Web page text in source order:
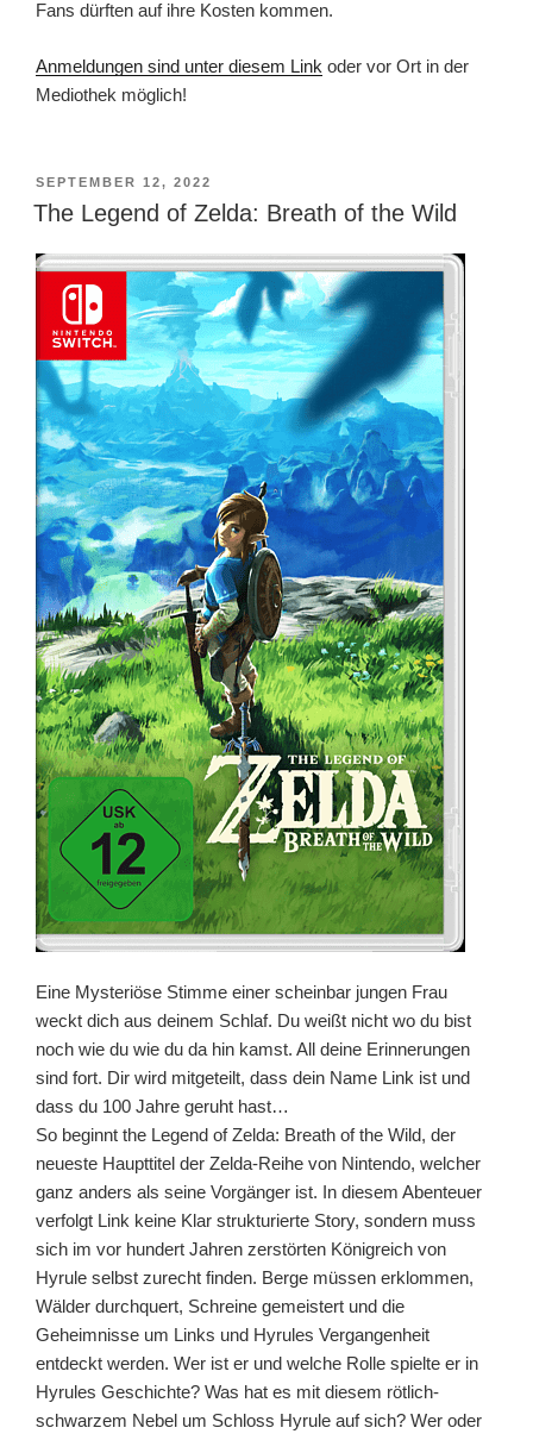
Fans dürften auf ihre Kosten kommen.
Anmeldungen sind unter diesem Link oder vor Ort in der
Mediothek möglich!
VERÖFFENTLICHT
AM
SEPTEMBER 12, 2022
The Legend of Zelda: Breath of the Wild
Eine Mysteriöse Stimme einer scheinbar jungen Frau
weckt dich aus deinem Schlaf. Du weißt nicht wo du bist
noch wie du wie du da hin kamst. All deine Erinnerungen
sind fort. Dir wird mitgeteilt, dass dein Name Link ist und
dass du 100 Jahre geruht hast…
So beginnt the Legend of Zelda: Breath of the Wild, der
neueste Haupttitel der Zelda-Reihe von Nintendo, welcher
ganz anders als seine Vorgänger ist. In diesem Abenteuer
verfolgt Link keine Klar strukturierte Story, sondern muss
sich im vor hundert Jahren zerstörten Königreich von
Hyrule selbst zurecht finden. Berge müssen erklommen,
Wälder durchquert, Schreine gemeistert und die
Geheimnisse um Links und Hyrules Vergangenheit
entdeckt werden. Wer ist er und welche Rolle spielte er in
Hyrules Geschichte? Was hat es mit diesem rötlich-
schwarzem Nebel um Schloss Hyrule auf sich? Wer oder